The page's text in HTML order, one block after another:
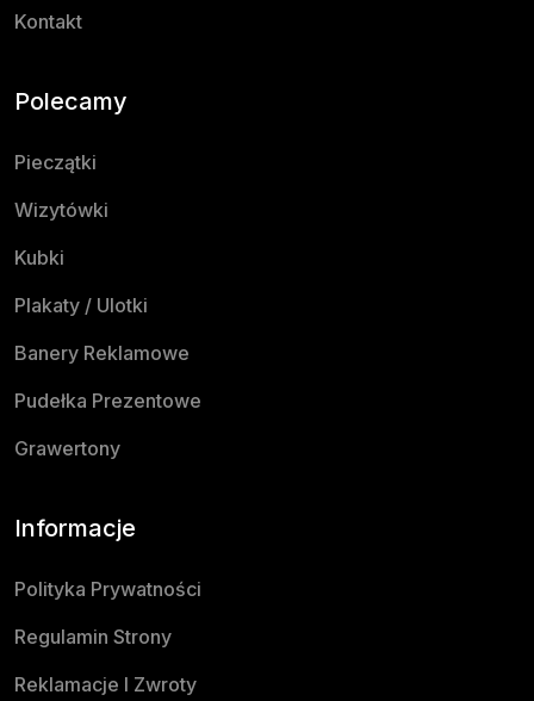
Kontakt
Polecamy
Pieczątki
Wizytówki
Kubki
Plakaty / Ulotki
Banery Reklamowe
Pudełka Prezentowe
Grawertony
Informacje
Polityka Prywatności
Regulamin Strony
Reklamacje I Zwroty